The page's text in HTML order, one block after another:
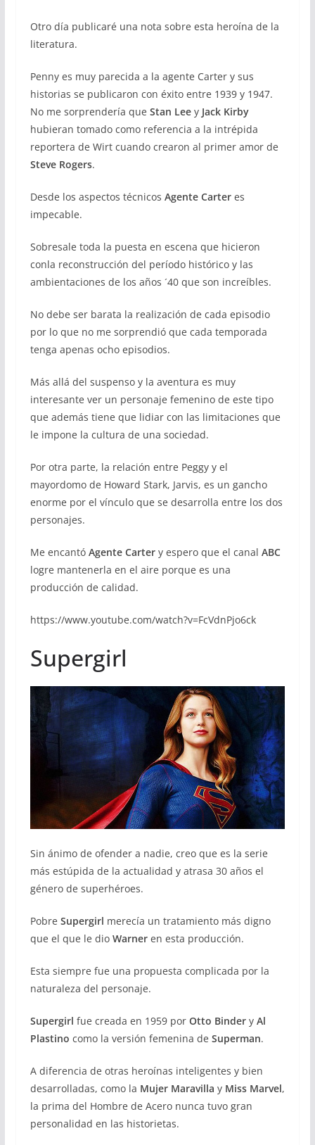
Otro día publicaré una nota sobre esta heroína de la
literatura.
Penny es muy parecida a la agente Carter y sus
historias se publicaron con éxito entre 1939 y 1947.
No me sorprendería que Stan Leey Jack Kirby
hubieran tomado como referencia a la intrépida
reportera de Wirt cuando crearon al primer amor de
Steve Rogers.
Desde los aspectos técnicos Agente Carter es
impecable.
Sobresale toda la puesta en escena que hicieron
conla reconstrucción del período histórico y las
ambientaciones de los años ´40 que son increíbles.
No debe ser barata la realización de cada episodio
por lo que no me sorprendió que cada temporada
tenga apenas ocho episodios.
Más allá del suspenso y la aventura es muy
interesante ver un personaje femenino de este tipo
que además tiene que lidiar con las limitaciones que
le impone la cultura de una sociedad.
Por otra parte, la relación entre Peggy y el
mayordomo de Howard Stark, Jarvis, es un gancho
enorme por el vínculo que se desarrolla entre los dos
personajes.
Me encantó Agente Cartery espero que el canal ABC
logre mantenerla en el aire porque es una
producción de calidad.
https://www.youtube.com/watch?v=FcVdnPjo6ck
Supergirl
Sin ánimo de ofender a nadie, creo que es la serie
más estúpida de la actualidad y atrasa 30 años el
género de superhéroes.
Pobre Supergirl merecía un tratamiento más digno
que el que le dio Warneren esta producción.
Esta siempre fue una propuesta complicada por la
naturaleza del personaje.
Supergirl fue creada en 1959 por Otto BinderyAl
Plastino como la versión femenina de Superman.
A diferencia de otras heroínas inteligentes y bien
desarrolladas, como la Mujer Maravilla y Miss Marvel,
la prima del Hombre de Acero nunca tuvo gran
personalidad en las historietas.